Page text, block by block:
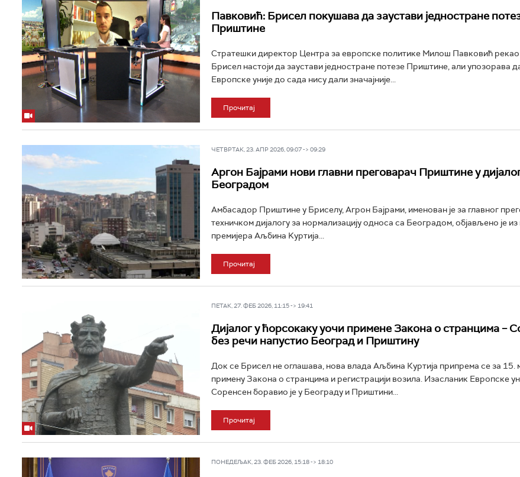
Павковић: Брисел покушава да заустави једностране
Приштине
Стратешки директор Центра за европске политике Милош Павковић рекао
Брисел настоји да заустави једностране потезе Приштине, али упозорава
Европске уније до сада нису дали значајније...
Прочитај
ЧЕТВРТАК, 23. АПР 2026, 09:07 -> 09:29
Аргон Бајрами нови главни преговарач Приштине у
Београдом
Амбасадор Приштине у Бриселу, Агрон Бајрами, именован је за главног
техничком дијалогу за нормализацију односа са Београдом, објављено је из
премијера Аљбина Kуртија...
Прочитај
ПЕТАК, 27. ФЕБ 2026, 11:15 -> 19:41
Дијалог у ћорсокаку уочи примене Закона о странцима –
без речи напустио Београд и Приштину
Док се Брисел не оглашава, нова влада Аљбина Куртија припрема се за 15.
примену Закона о странцима и регистрацији возила. Изасланик Европске
Соренсен боравио је у Београду и Приштини...
Прочитај
ПОНЕДЕЉАК, 23. ФЕБ 2026, 15:18 -> 18:10